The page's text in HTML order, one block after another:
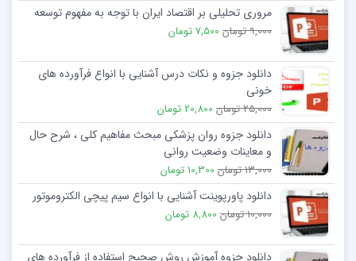
مروری تحلیلی بر اقتصاد ایران با توجه به مفهوم توسعه
9,000 تومان 7,500 تومان
دانلود جزوه و نکات درس آشنایی با انواع فرآورده های
خونی
25,000 تومان 20,800 تومان
دانلود جزوه روان پزشکی مبحث مفاهیم کلی ، شرح حال
و معاینات وضعیت روانی
13,000 تومان 10,300 تومان
دانلود پاورپوینت آشنایی با انواع سیم پیچی الکتروموتور
10,000 تومان 8,800 تومان
دانلود جزوه آموزش روش صحيح استفاده از فرآورده هاي